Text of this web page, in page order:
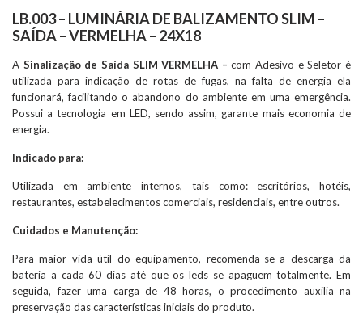
LB.003 – LUMINÁRIA DE BALIZAMENTO SLIM –
SAÍDA – VERMELHA – 24X18
A Sinalização de Saída SLIM VERMELHA –com Adesivo e Seletor é
utilizada para indicação de rotas de fugas, na falta de energia ela
funcionará, facilitando o abandono do ambiente em uma emergência.
Possui a tecnologia em LED, sendo assim, garante mais economia de
energia.
Indicado para:
Utilizada em ambiente internos, tais como: escritórios, hotéis,
restaurantes, estabelecimentos comerciais, residenciais, entre outros.
Cuidados e Manutenção:
Para maior vida útil do equipamento, recomenda-se a descarga da
bateria a cada 60 dias até que os leds se apaguem totalmente. Em
seguida, fazer uma carga de 48 horas, o procedimento auxilia na
preservação das características iniciais do produto.